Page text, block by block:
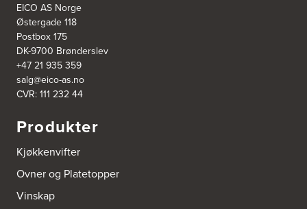
EICO AS Norge
Østergade 118
Postbox 175
DK-9700 Brønderslev
+47 21 935 359
salg@eico-as.no
CVR: 111 232 44
Produkter
Kjøkkenvifter
Ovner og Platetopper
Vinskap